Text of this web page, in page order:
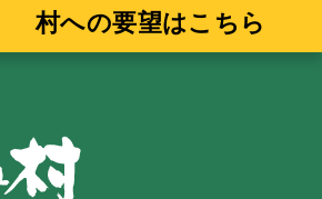
村への要望はこちら